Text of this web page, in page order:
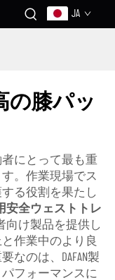
JA
の膝パッ
にとって最も重
。作業現場でス
る役割を果たし
安全ウェストトレ
向け製品を提供し
作業中のより良
なのは、DAFAN製
フォーマンスに